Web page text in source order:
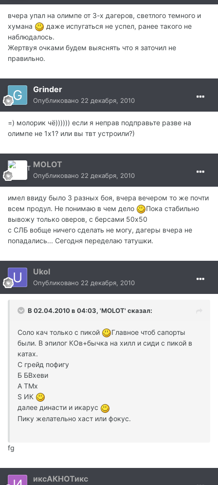
вчера упал на олимпе от 3-х дагеров, светлого темного и
хумана
даже испугаться не успел, ранее такого не
наблюдалось.
Жертвуя очками будем выяснять что я заточил не
правильно.
Grinder
Опубликовано 22 декабря, 2010
=) молорик чё)))))) если я неправ подправьте разве на
олимпе не 1х1? или вы твт устроили?)
MOLOT
Опубликовано 22 декабря, 2010
имел ввиду было 3 разных боя, вчера вечером то же почти
всем продул. Не понимаю в чем дело
Пока стабильно
вывожу только оверов, с берсами 50х50
с СЛБ вобще ничего сделать не могу, дагеры вчера не
попадались... Сегодня переделаю татушки.
Ukol
Опубликовано 22 декабря, 2010
В 02.04.2010 в 04:03, 'MOLOT' сказал:
Соло кач только с пикой
Главное чтоб сапорты
были. В эпилог КОв+бычка на хилл и сиди с пикой в
катах.
С грейд пофигу
Б БВхеви
А ТМх
S ИК
далее династи и икарус
Пику желательно хаст или фокус.
fg
иксАКНОТикс